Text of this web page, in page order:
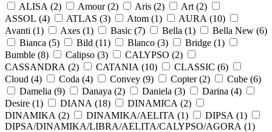
ALISA (2) Amour (2) Aris (2) Art (2)
ASSOL (4) ATLAS (3) Atom (1) AURA (10)
Avanti (1) Axes (1) Basic (7) Bella (1) Bella New (6)
Bianca (5) Bild (11) Blanco (3) Bridge (1)
Bumble (8) Calipso (3) CALYPSO (2)
CASSANDRA (2) CATANIA (10) CLASSIC (6)
Cloud (4) Coda (4) Convey (9) Copter (2) Cube (6)
Damelia (9) Danaya (2) Daniela (3) Darina (4)
Desire (1) DIANA (18) DINAMICA (2)
DINAMIKA (2) DINAMIKA/AELITA (1) DIPSA (1)
DIPSA/DINAMIKA/LIBRA/AELITA/CALYPSO/AGORA (1)